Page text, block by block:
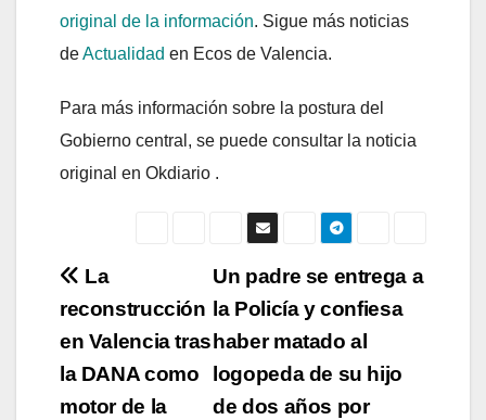
original de la información. Sigue más noticias
deActualidad en Ecos de Valencia.
Para más información sobre la postura del
Gobierno central, se puede consultar la noticia
original en Okdiario .
Navegación
de
entradas
Un padre se entrega a
la Policía y confiesa
haber matado al
logopeda de su hijo
de dos años por
La
reconstrucción
en Valencia tras
la DANA como
motor de la